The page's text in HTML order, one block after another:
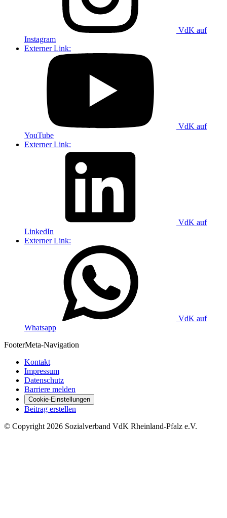
VdK auf
Instagram
Externer Link:
VdK auf
YouTube
Externer Link:
VdK auf
LinkedIn
Externer Link:
VdK auf
Whatsapp
FooterMeta-Navigation
Kontakt
Impressum
Datenschutz
Barriere melden
Cookie-Einstellungen
Beitrag erstellen
© Copyright 2026 Sozialverband VdK Rheinland-Pfalz e.V.